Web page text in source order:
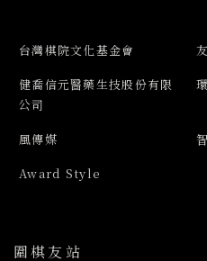
台灣棋院文化基金會
健喬信元醫藥生技股份有限
公司
風傳媒
Award Style
圍棋友站